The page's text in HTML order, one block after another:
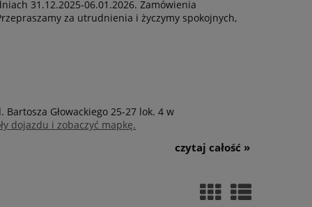
31.12.2025-06.01.2026. Zamówienia
za utrudnienia i życzymy spokojnych,
Głowackiego 25-27 lok. 4 w
dojazdu i zobaczyć mapkę.
czytaj całość »